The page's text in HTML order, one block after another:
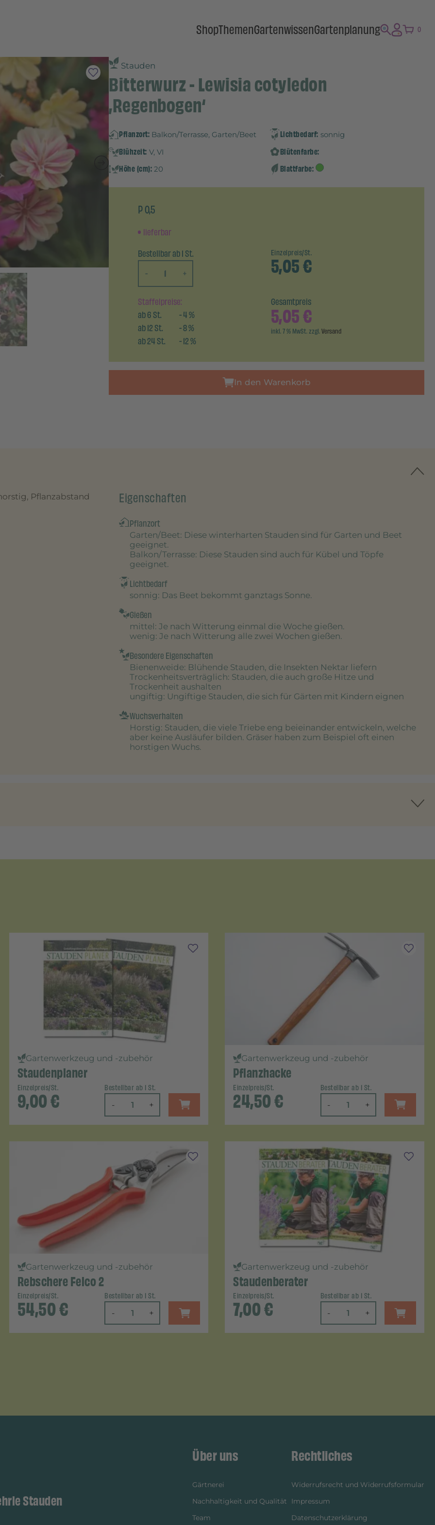
ShopThemenGartenwissenGartenplanung 0
Stauden
Bitterwurz - Lewisia cotyledon
‚Regenbogen‘
Pflanzort: Balkon/Terrasse, Garten/Beet Lichtbedarf: sonnig
Blühzeit: V, VI
Blütenfarbe:
Höhe (cm): 20 Blattfarbe:
P 0,5
lieferbar
Bestellbar ab 1 St.
-
+
Einzelpreis/St.
5,05€
Staffelpreise:
ab6St. -4%
ab12St. -8%
ab24St. -12%
Gesamtpreis
5,05€
inkl. 7 % MwSt. zzgl.Versand
In den Warenkorb
Pflanzabstand
Eigenschaften
Pflanzort
Garten/Beet: Diese winterharten Stauden sind für Garten und Beet
geeignet.
Balkon/Terrasse: Diese Stauden sind auch für Kübel und Töpfe
geeignet.
Lichtbedarf
sonnig: Das Beet bekommt ganztags Sonne.
Gießen
mittel : Je nach Witterung einmal die Woche gießen.
wenig: Je nach Witterung alle zwei Wochen gießen.
Besondere Eigenschaften
Bienenweide: Blühende Stauden, die Insekten Nektar liefern
Trockenheitsverträglich: Stauden, die auch große Hitze und
Trockenheit aushalten
ungiftig: Ungiftige Stauden, die sich für Gärten mit Kindern eignen
Wuchsverhalten
Horstig: Stauden, die viele Triebe eng beieinander entwickeln, welche
aber keine Ausläufer bilden. Gräser haben zum Beispiel oft einen
horstigen Wuchs.
Gartenwerkzeug und -zubehör
Staudenplaner
Einzelpreis/St.
9,00€
Bestellbar ab 1 St.
- +
Gartenwerkzeug und -zubehör
Pflanzhacke
Einzelpreis/St.
24,50€
Bestellbar ab 1 St.
- +
Gartenwerkzeug und -zubehör
Rebschere Felco 2
Einzelpreis/St.
54,50€
Bestellbar ab 1 St.
- +
Gartenwerkzeug und -zubehör
Staudenberater
Einzelpreis/St.
7,00€
Bestellbar ab 1 St.
- +
Stauden
Über uns
Gärtnerei
Nachhaltigkeit und Qualität
Team
Rechtliches
Widerrufsrecht und Widerrufsformular
Impressum
Datenschutzerklärung